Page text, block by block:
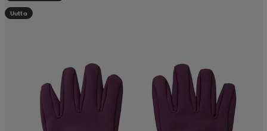
Uutta